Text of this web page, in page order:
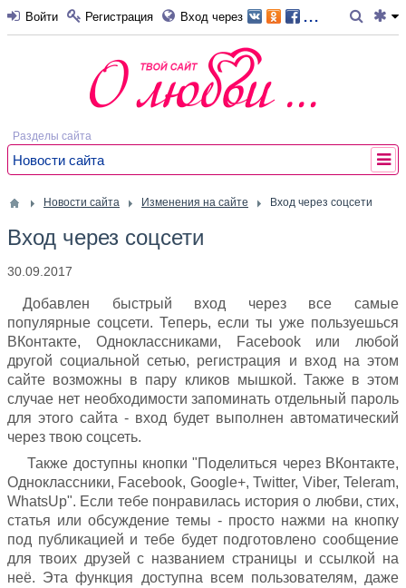
Войти Регистрация Вход через ...
Разделы сайта
Новости сайта
Новости сайта Изменения на сайте Вход через соцсети
Вход через соцсети
30.09.2017
Добавлен быстрый вход через все самые
популярные соцсети. Теперь, если ты уже пользуешься
ВКонтакте, Одноклассниками, Facebook или любой
другой социальной сетью, регистрация и вход на этом
сайте возможны в пару кликов мышкой. Также в этом
случае нет необходимости запоминать отдельный пароль
для этого сайта - вход будет выполнен автоматический
через твою соцсеть.
Также доступны кнопки "Поделиться через ВКонтакте,
Одноклассники, Facebook, Google+, Twitter, Viber, Teleram,
WhatsUp". Если тебе понравилась история о любви, стих,
статья или обсуждение темы - просто нажми на кнопку
под публикацией и тебе будет подготовлено сообщение
для твоих друзей с названием страницы и ссылкой на
неё. Эта функция доступна всем пользователям, даже